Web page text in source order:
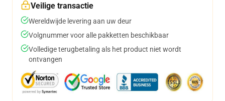
Veilige transactie
Wereldwijde levering aan uw deur
Volgnummer voor alle pakketten beschikbaar
Volledige terugbetaling als het product niet wordt
ontvangen